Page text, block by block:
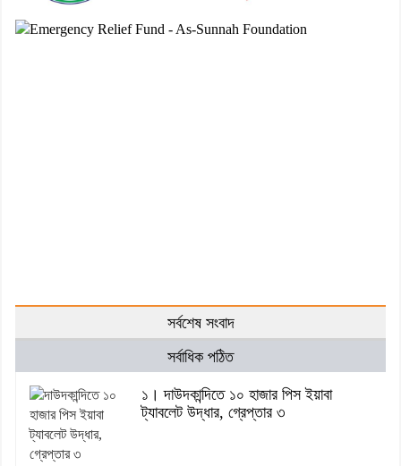
সর্বশেষ সংবাদ
সর্বাধিক পঠিত
১। দাউদকান্দিতে ১০ হাজার পিস ইয়াবা
ট্যাবলেট উদ্ধার, গ্রেপ্তার ৩